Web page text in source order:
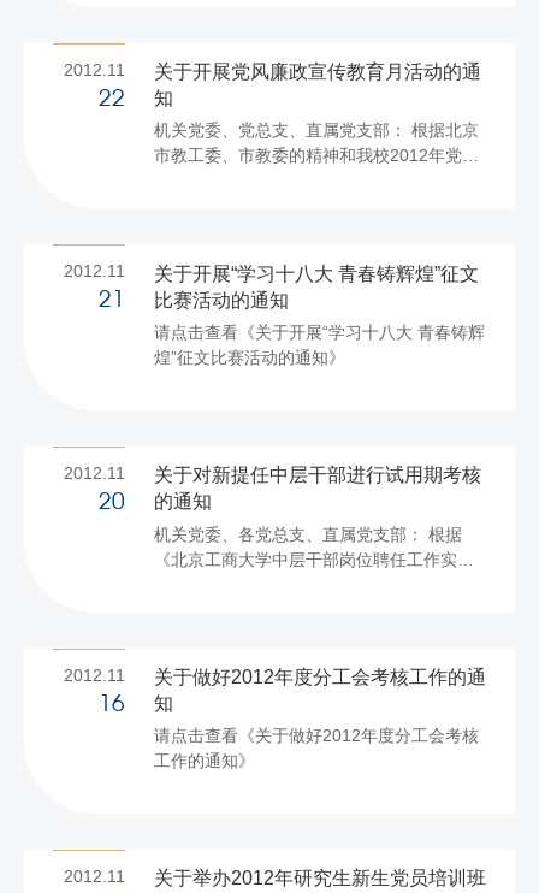
载), 正反面打印，一式四份，由配偶所在单
位房管部门签字盖章后交后勤管理处； 2．
军转复员及其他地方人员住用军队公寓房的
须填写《北京市职工住用军队住房情况调查
2012.11
22
关于开展党风廉政宣传教育月活动的通
知
机关党委、党总支、直属党支部： 根据北京
市教工委、市教委的精神和我校2012年党风
全体党员及重点岗位工作人员。 三、活动时
间：11月22日至12月21日。 四、主要内容
（一）根据党委统一安排，组织学习党的十
八大、十八届一中全会及十八届中央纪委一
2012.11
21
关于开展“学习十八大 青春铸辉煌”征文
比赛活动的通知
请点击查看《关于开展“学习十八大 青春铸辉
煌”征文比赛活动的通知》
2012.11
20
关于对新提任中层干部进行试用期考核
的通知
机关党委、各党总支、直属党支部： 根据
《北京工商大学中层干部岗位聘任工作实施
（名单附后） 二、考核时间 2012年12月1日
～15日 三、考核组织与程序 （一）对新提任
中层干部的考核工作在学校党委的统一领导
下进行，组织部负责具体工作。 （二）新提
2012.11
16
关于做好2012年度分工会考核工作的通
知
请点击查看《关于做好2012年度分工会考核
工作的通知》
2012.11
关于举办2012年研究生新生党员培训班